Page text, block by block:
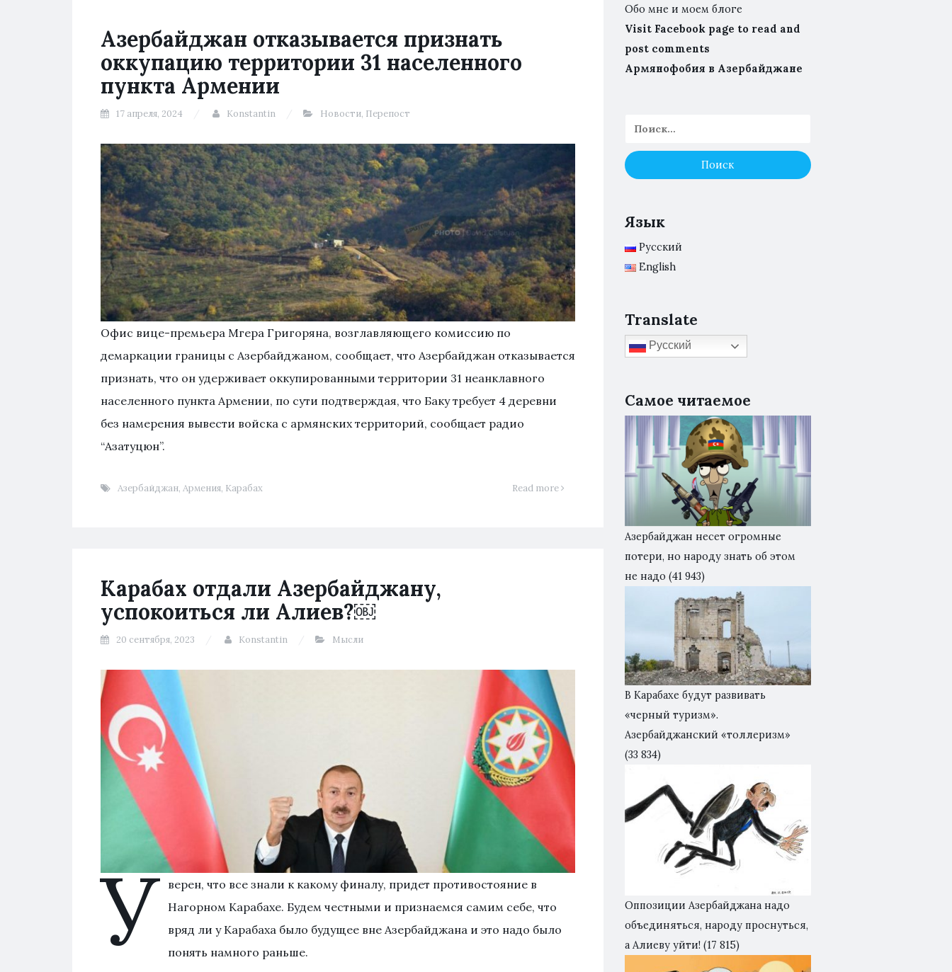
Азербайджан отказывается признать
оккупацию территории 31 населенного
пункта Армении
17 апреля, 2024 Konstantin Новости, Перепост
Офис вице-премьера Мгера Григоряна, возглавляющего комиссию по
демаркации границы с Азербайджаном, сообщает, что Азербайджан отказывается
признать, что он удерживает оккупированными территории 31 неанклавного
населенного пункта Армении, по сути подтверждая, что Баку требует 4 деревни
без намерения вывести войска с армянских территорий, сообщает радио
“Азатуцюн”.
Read more
Азербайджан, Армения, Карабах
Карабах отдали Азербайджану,
успокоиться ли Алиев?￼
20 сентября, 2023 Konstantin Мысли
У
верен, что все знали к какому финалу, придет противостояние в
Нагорном Карабахе. Будем честными и признаемся самим себе, что
вряд ли у Карабаха было будущее вне Азербайджана и это надо было
понять намного раньше.
Обо мне и моем блоге
Visit Facebook page to read and
post comments
Армянофобия в Азербайджане
Язык
Русский
English
Translate
Русский
Самое читаемое
Азербайджан несет огромные
потери, но народу знать об этом
не надо (41 943)
В Карабахе будут развивать
«черный туризм».
Азербайджанский «толлеризм»
(33 834)
Оппозиции Азербайджана надо
объединяться, народу проснуться,
а Алиеву уйти! (17 815)